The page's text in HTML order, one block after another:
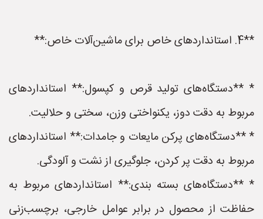
**4. استانداردهای خاص برای ماشین‌آلات خاص:**
* **دستگاه‌های تولید قرص و کپسول:** استانداردهای
مربوط به دقت دوز، یکنواختی وزن، سختی و حلالیت.
* **دستگاه‌های پرکن مایعات و جامدات:** استانداردهای
مربوط به دقت پر کردن، جلوگیری از نشت و آلودگی.
* **دستگاه‌های بسته بندی:** استانداردهای مربوط به
حفاظت از محصول در برابر عوامل خارجی، برچسب‌زنی